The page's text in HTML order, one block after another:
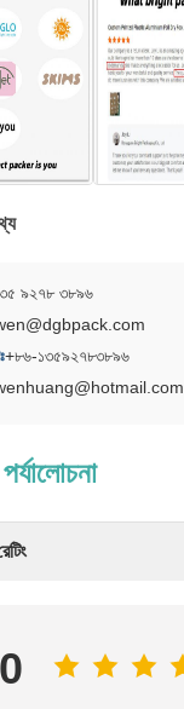
৯২৭৮ ৩৮৯৬
+৮৬-১৩৫৯২৭৮৩৮৯৬